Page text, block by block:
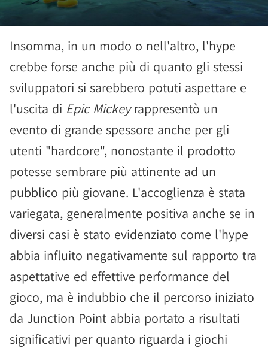
Insomma, in un modo o nell'altro, l'hype
crebbe forse anche più di quanto gli stessi
sviluppatori si sarebbero potuti aspettare e
l'uscita di Epic Mickeyrappresentò un
evento di grande spessore anche per gli
utenti "hardcore", nonostante il prodotto
potesse sembrare più attinente ad un
pubblico più giovane. L'accoglienza è stata
variegata, generalmente positiva anche se in
diversi casi è stato evidenziato come l'hype
abbia influito negativamente sul rapporto tra
aspettative ed effettive performance del
gioco, ma è indubbio che il percorso iniziato
da Junction Point abbia portato a risultati
significativi per quanto riguarda i giochi